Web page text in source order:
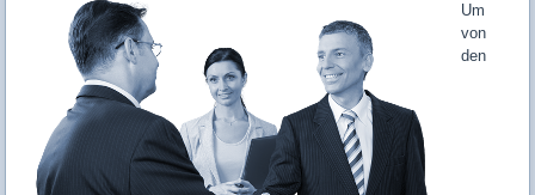
Um
von
den